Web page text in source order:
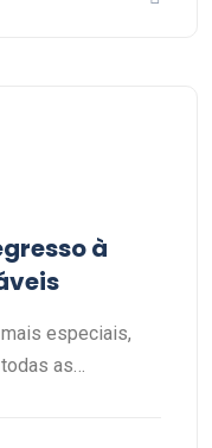
à
especiais,
as…